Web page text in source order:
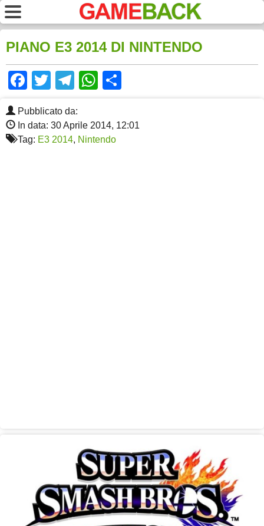
PIANO E3 2014 DI NINTENDO
Facebook
TwitterTelegram
WhatsApp
Pubblicato da:
In data: 30 Aprile 2014, 12:01
Tag: E3 2014, Nintendo